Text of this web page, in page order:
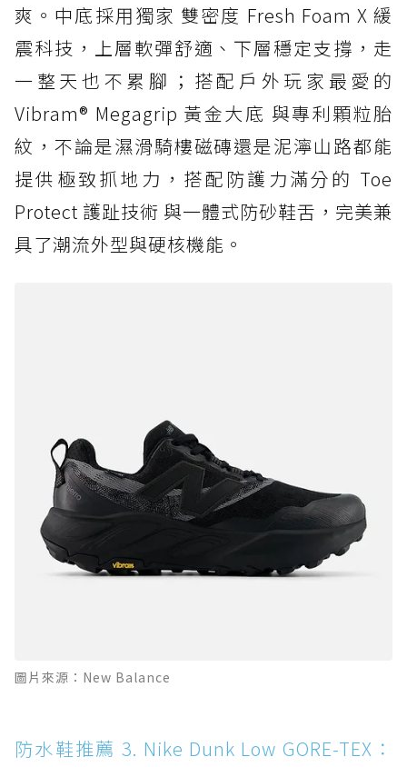
爽。中底採用獨家 雙密度 Fresh Foam X 緩
震科技，上層軟彈舒適、下層穩定支撐，走
一整天也不累腳；搭配戶外玩家最愛的
Vibram® Megagrip 黃金大底 與專利顆粒胎
紋，不論是濕滑騎樓磁磚還是泥濘山路都能
提供極致抓地力，搭配防護力滿分的 Toe
Protect 護趾技術 與一體式防砂鞋舌，完美兼
具了潮流外型與硬核機能。
圖片來源：New Balance
防水鞋推薦 3. Nike Dunk Low GORE-TEX：